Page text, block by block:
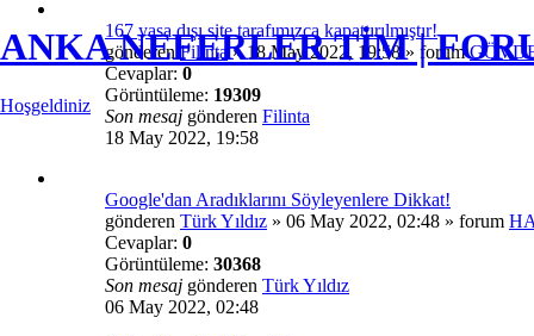
ANKA NEFERLER TİM |
Hoşgeldiniz
167 yasa dışı site tarafımızca kapattırılmıştır!
gönderen Filinta »18 May 2022, 19:58 » forum
Cevaplar: 0
Görüntüleme: 19309
Son mesaj gönderen Filinta
18 May 2022, 19:58
Google'dan Aradıklarını Söyleyenlere Dikkat!
gönderen Türk Yıldız » 06 May 2022, 02:48 » forum
Cevaplar: 0
Görüntüleme: 30368
Son mesaj gönderen Türk Yıldız
06 May 2022, 02:48